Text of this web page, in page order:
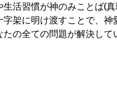
活習慣が神のみことば(真
架に明け渡すことで、神
の全ての問題が解決し